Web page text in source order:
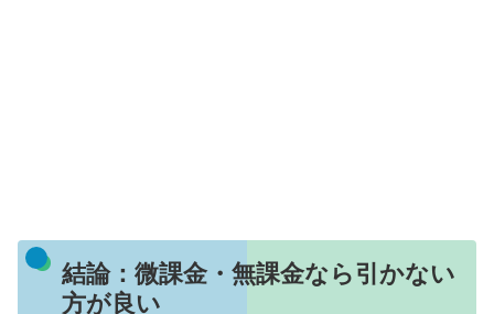
結論：微課金・無課金なら引かない
方が良い